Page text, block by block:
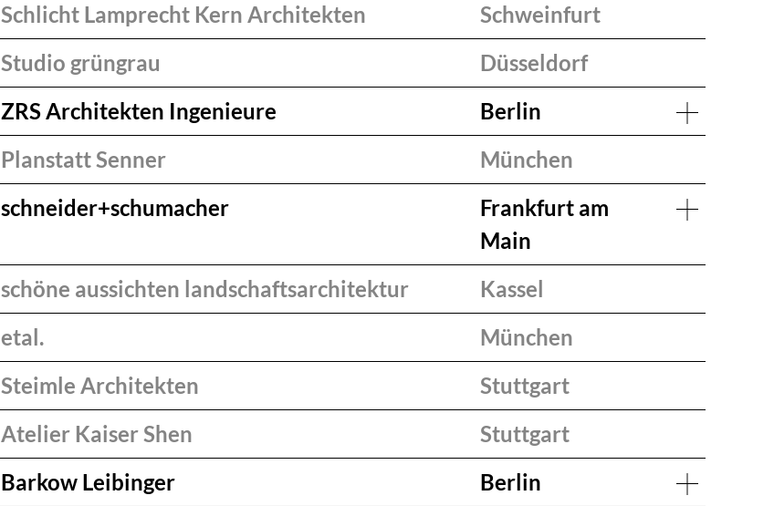
Schlicht Lamprecht Kern Architekten
Schweinfurt
Studio grüngrau
Düsseldorf
ZRS Architekten Ingenieure
Berlin
Planstatt Senner
München
schneider+schumacher
Frankfurt am
Main
schöne aussichten landschaftsarchitektur
Kassel
etal.
München
Steimle Architekten
Stuttgart
Atelier Kaiser Shen
Stuttgart
Barkow Leibinger
Berlin